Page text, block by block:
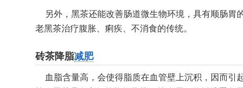
另外，黑茶还能改善肠道微生物环境，具有顺肠胃
老黑茶治疗腹胀、痢疾、不消食的传统。
砖茶降脂减肥
血脂含量高，会使得脂质在血管壁上沉积，因而引